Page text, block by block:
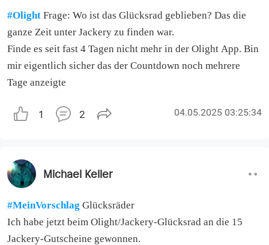
#Olight
ganze Zeit unter Jackery zu finden war.
Finde es seit fast 4 Tagen nicht mehr in der Olight App. Bin
mir eigentlich sicher das der Countdown noch mehrere
Tage anzeigte
1 2 04.05.2025 03:25:34
Michael Keller
#MeinVorschlag Glücksräder
Ich habe jetzt beim Olight/Jackery-Glücksrad an die 15
Jackery-Gutscheine gewonnen.